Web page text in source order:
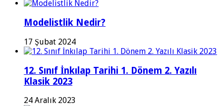
Modelistlik Nedir?
17 Şubat 2024
12. Sınıf İnkılap Tarihi 1. Dönem 2. Yazılı
Klasik 2023
24 Aralık 2023